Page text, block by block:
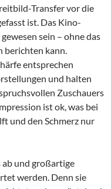
Transfer vor die
ist. Das Kino-
sein – ohne das
berichten kann.
entsprechen
und halten
Zuschauers
ist ok, was bei
und den Schmerz nur
ab und großartige
werden. Denn sie